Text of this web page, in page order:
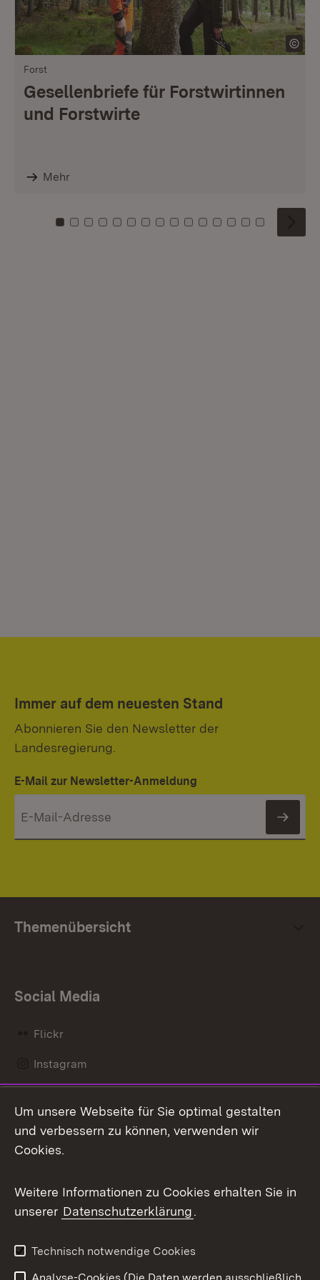
Forst
Gesellenbriefe für Forstwirtinnen
und Forstwirte
Mehr
Zu Kachel: 0
Zu Kachel: 1
Zu Kachel: 2
Zu Kachel: 3
Zu Kachel: 4
Zu Kachel: 5
Zu Kachel: 6
Zu Kachel: 7
Zu Kachel: 8
Zu Kachel: 9
Zu Kachel: 10
Zu Kachel: 11
Zu Kachel: 12
Zu Kachel:
Zu
Immer auf dem neuesten Stand
Abonnieren Sie den Newsletter der
Landesregierung.
E-Mail zur Newsletter-Anmeldung
Themenübersicht
Social Media
Flickr
Instagram
Mastodon
Messenger
Social Wall
X / Twitter
Youtube
Um unsere Webseite für Sie optimal gestalten
und verbessern zu können, verwenden wir
Cookies.
Weitere Informationen zu Cookies erhalten Sie in
unserer Datenschutzerklärung.
Technisch notwendige Cookies